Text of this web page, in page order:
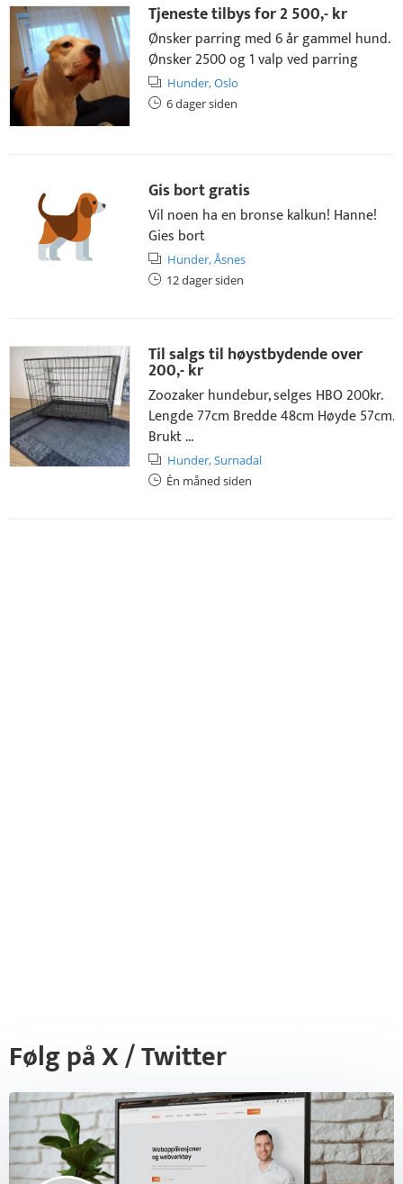
Tjeneste tilbys for2 500,- kr
Ønsker parring med 6 år gammel hund.
Ønsker 2500 og 1 valp ved parring
Hunder,Oslo
6 dager siden
Gis bort gratis
Vil noen ha en bronse kalkun! Hanne!
Gies bort
Hunder,Åsnes
12 dager siden
Til salgs til høystbydende over
200,- kr
Zoozaker hundebur, selges HBO 200kr.
Lengde 77cm Bredde 48cm Høyde 57cm.
Brukt ...
Hunder,Surnadal
Én måned siden
Følg på X / Twitter